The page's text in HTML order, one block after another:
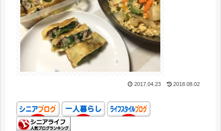
2017.04.23 2018.08.02